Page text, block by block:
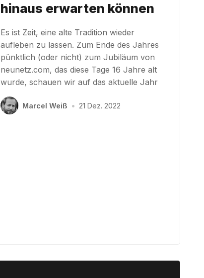
hinaus erwarten können
Es ist Zeit, eine alte Tradition wieder
aufleben zu lassen. Zum Ende des Jahres
pünktlich (oder nicht) zum Jubiläum von
neunetz.com, das diese Tage 16 Jahre alt
wurde, schauen wir auf das aktuelle Jahr
Marcel Weiß • 21 Dez. 2022